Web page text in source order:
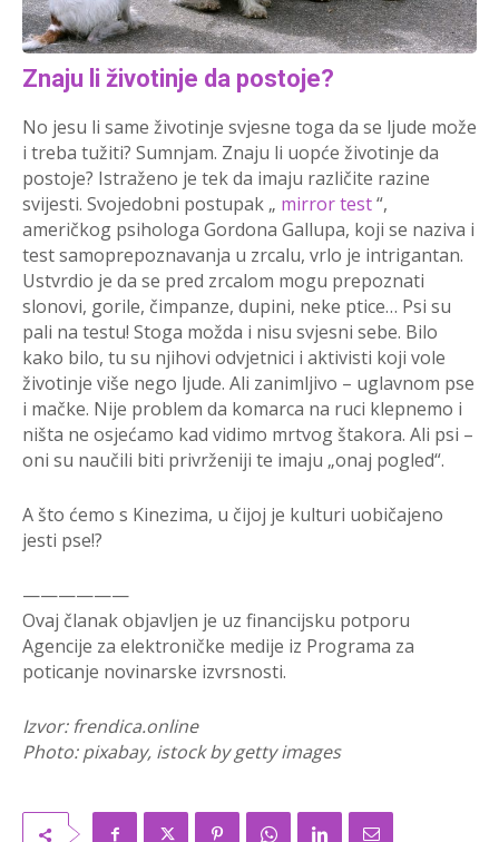
Znaju li životinje da postoje?
No jesu li same životinje svjesne toga da se ljude može
i treba tužiti? Sumnjam. Znaju li uopće životinje da
postoje? Istraženo je tek da imaju različite razine
svijesti. Svojedobni postupak „ mirror test“,
američkog psihologa Gordona Gallupa, koji se naziva i
test samoprepoznavanja u zrcalu, vrlo je intrigantan.
Ustvrdio je da se pred zrcalom mogu prepoznati
slonovi, gorile, čimpanze, dupini, neke ptice… Psi su
pali na testu! Stoga možda i nisu svjesni sebe. Bilo
kako bilo, tu su njihovi odvjetnici i aktivisti koji vole
životinje više nego ljude. Ali zanimljivo – uglavnom pse
i mačke. Nije problem da komarca na ruci klepnemo i
ništa ne osjećamo kad vidimo mrtvog štakora. Ali psi –
oni su naučili biti privrženiji te imaju „onaj pogled“.
A što ćemo s Kinezima, u čijoj je kulturi uobičajeno
jesti pse!?
——————
Ovaj članak objavljen je uz financijsku potporu
Agencije za elektroničke medije iz Programa za
poticanje novinarske izvrsnosti.
Izvor: frendica.online
Photo: pixabay, istock by getty images